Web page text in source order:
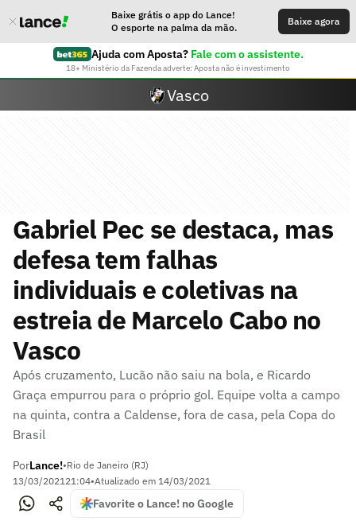
Baixe grátis o app do Lance!
O esporte na palma da mão.
Baixe agora
Ajuda com Aposta? Fale com o assistente.
18+ Ministério da Fazenda adverte: Aposta não é investimento
Vasco
Gabriel Pec se destaca, mas
defesa tem falhas
individuais e coletivas na
estreia de Marcelo Cabo no
Vasco
Após cruzamento, Lucão não saiu na bola, e Ricardo
Graça empurrou para o próprio gol. Equipe volta a campo
na quinta, contra a Caldense, fora de casa, pela Copa do
Brasil
PorLance!•Rio de Janeiro (RJ)
13/03/202121:04•Atualizado em 14/03/2021
Favorite o Lance! no Google